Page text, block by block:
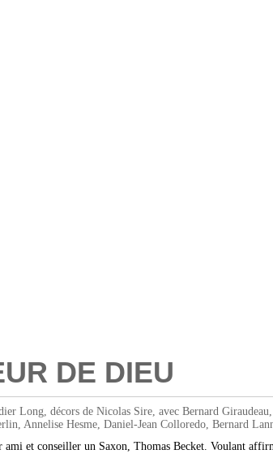
DE DIEU
Long, décors de Nicolas Sire, avec Bernard
Annelise Hesme, Daniel-Jean Colloredo, Bernard
et conseiller un Saxon, Thomas Becket. Voulant